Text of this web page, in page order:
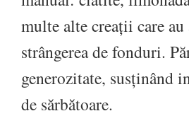
multe alte creații care
strângerea de fonduri.
generozitate, susținând
de sărbătoare.